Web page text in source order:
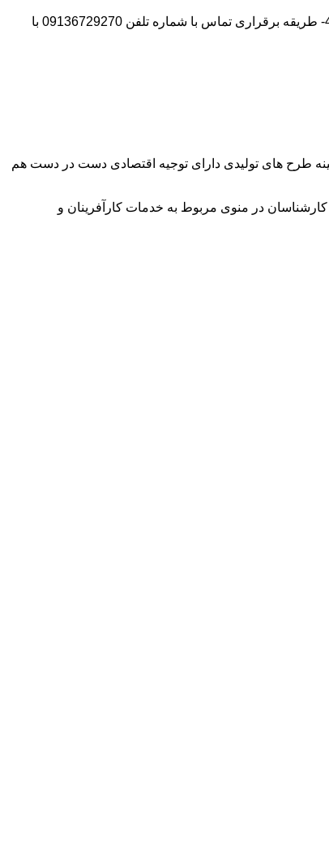
آدرس شرکت:استان تهران- شهر پیشوا- روبروی درب دانشگاه آزاد واحد ورامین – پیشوا – خیابان سروستان- انتهای کوچه سروستان نهم – پلاک 44- طریقه برقراری تماس با شماره تلفن 09136729270 با
زمینه طرح های تولیدی دارای توجیه اقتصادی دست در دست هم
در منوی مربوط به خدمات کارآفرینان و